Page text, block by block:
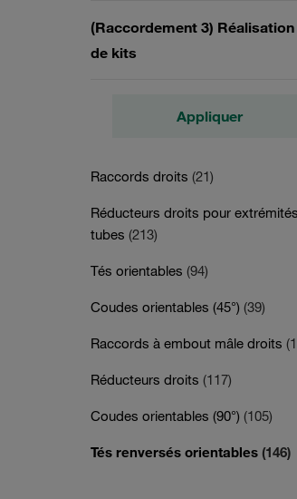
(Raccordement 3) Réalisation
de kits
Appliquer
Raccords droits (21)
Réducteurs droits pour
tubes (213)
Tés orientables (94)
Coudes orientables (45°) (39)
Raccords à embout mâle droits
Réducteurs droits (117)
Coudes orientables (90°) (105)
Tés renversés orientables (146)